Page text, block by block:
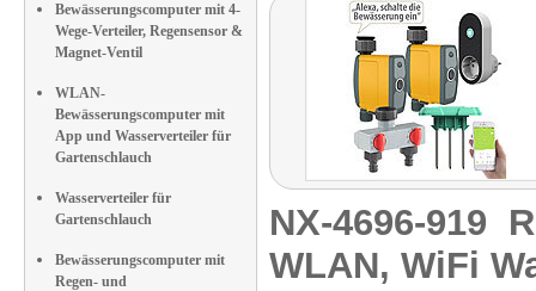
Bewässerungscomputer mit 4-
Wege-Verteiler, Regensensor &
Magnet-Ventil
WLAN-
Bewässerungscomputer mit
App und Wasserverteiler für
Gartenschlauch
Wasserverteiler für
Gartenschlauch
Bewässerungscomputer mit
Regen- und
NX-4696-919
WLAN, WiFi